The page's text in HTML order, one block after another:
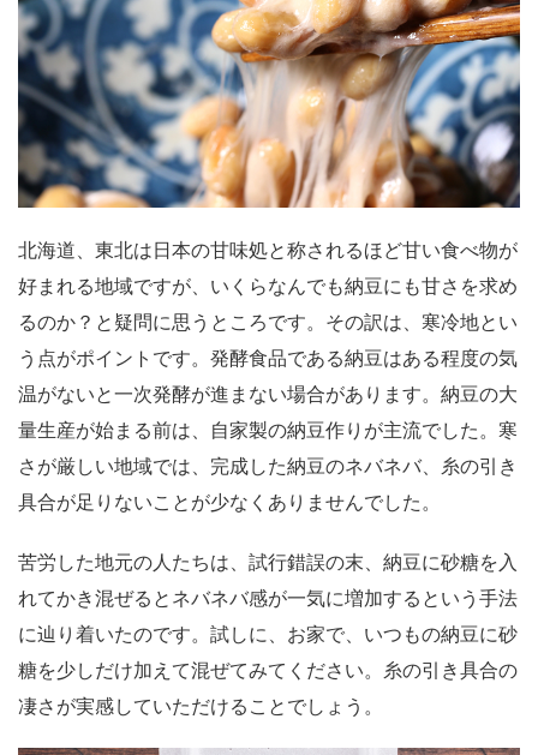
北海道、東北は日本の甘味処と称されるほど甘い食べ物が
好まれる地域ですが、いくらなんでも納豆にも甘さを求め
るのか？と疑問に思うところです。その訳は、寒冷地とい
う点がポイントです。発酵食品である納豆はある程度の気
温がないと一次発酵が進まない場合があります。納豆の大
量生産が始まる前は、自家製の納豆作りが主流でした。寒
さが厳しい地域では、完成した納豆のネバネバ、糸の引き
具合が足りないことが少なくありませんでした。
苦労した地元の人たちは、試行錯誤の末、納豆に砂糖を入
れてかき混ぜるとネバネバ感が一気に増加するという手法
に辿り着いたのです。試しに、お家で、いつもの納豆に砂
糖を少しだけ加えて混ぜてみてください。糸の引き具合の
凄さが実感していただけることでしょう。